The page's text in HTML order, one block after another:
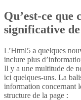
Qu’est-ce que
significative
L’Html5 a quelques
inclure plus
Il y a une multitude de
ici quelques-uns. La
information concernant
structure de la page :